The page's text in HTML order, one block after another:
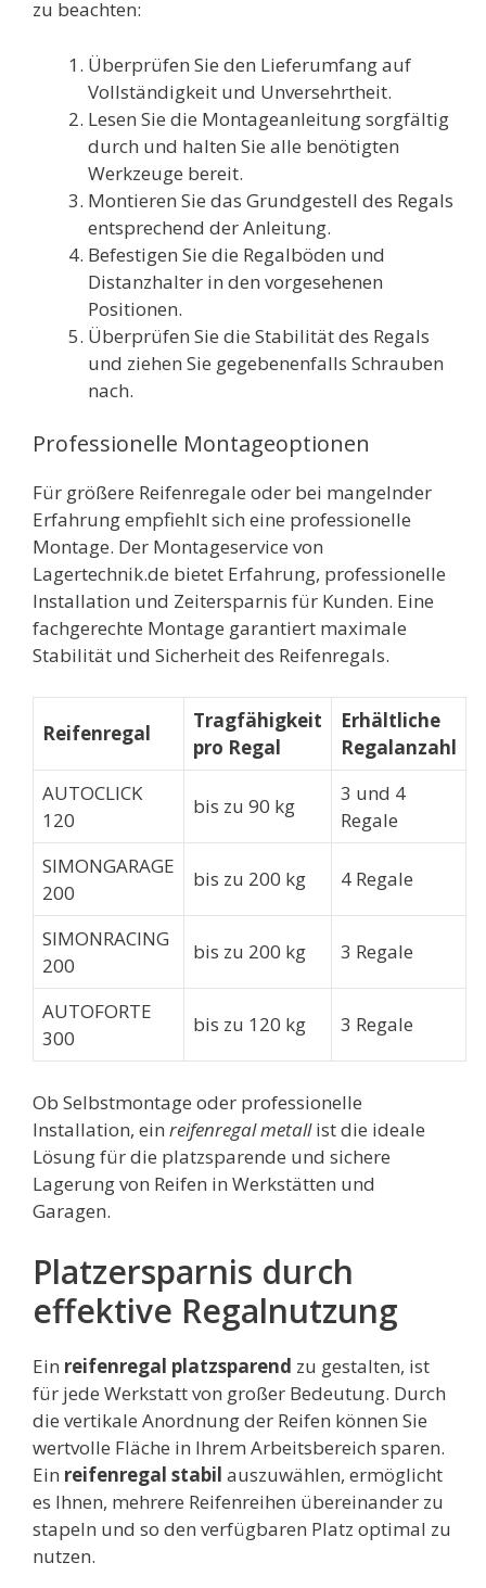
zu beachten:
Überprüfen Sie den Lieferumfang auf
Vollständigkeit und Unversehrtheit.
Lesen Sie die Montageanleitung sorgfältig
durch und halten Sie alle benötigten
Werkzeuge bereit.
Montieren Sie das Grundgestell des Regals
entsprechend der Anleitung.
Befestigen Sie die Regalböden und
Distanzhalter in den vorgesehenen
Positionen.
Überprüfen Sie die Stabilität des Regals
und ziehen Sie gegebenenfalls Schrauben
nach.
Professionelle Montageoptionen
Für größere Reifenregale oder bei mangelnder
Erfahrung empfiehlt sich eine professionelle
Montage. Der Montageservice von
Lagertechnik.de bietet Erfahrung, professionelle
Installation und Zeitersparnis für Kunden. Eine
fachgerechte Montage garantiert maximale
Stabilität und Sicherheit des Reifenregals.
Reifenregal
Tragfähigkeit
pro Regal
Erhältliche
Regalanzahl
AUTOCLICK
120
bis zu 90 kg
3 und 4
Regale
SIMONGARAGE
200
bis zu 200 kg 4 Regale
SIMONRACING
200
bis zu 200 kg 3 Regale
AUTOFORTE
300
bis zu 120 kg 3 Regale
Ob Selbstmontage oder professionelle
Installation, ein reifenregal metallist die ideale
Lösung für die platzsparende und sichere
Lagerung von Reifen in Werkstätten und
Garagen.
Platzersparnis durch
effektive Regalnutzung
Ein reifenregal platzsparend zu gestalten, ist
für jede Werkstatt von großer Bedeutung. Durch
die vertikale Anordnung der Reifen können Sie
wertvolle Fläche in Ihrem Arbeitsbereich sparen.
Ein reifenregal stabil auszuwählen, ermöglicht
es Ihnen, mehrere Reifenreihen übereinander zu
stapeln und so den verfügbaren Platz optimal zu
nutzen.